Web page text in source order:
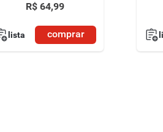
R$ 64,99
lista comprar